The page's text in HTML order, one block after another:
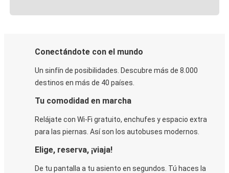
Conectándote con el mundo
Un sinfín de posibilidades. Descubre más de 8.000
destinos en más de 40 países.
Tu comodidad en marcha
Relájate con Wi-Fi gratuito, enchufes y espacio extra
para las piernas. Así son los autobuses modernos.
Elige, reserva, ¡viaja!
De tu pantalla a tu asiento en segundos. Tú haces la